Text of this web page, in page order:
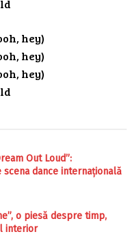
hey)
hey)
hey)
Out Loud”:
dance internațională
o piesă despre timp,
interior